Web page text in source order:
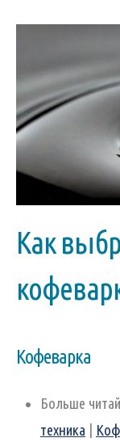
Как
Кофеварка
Больше
техника